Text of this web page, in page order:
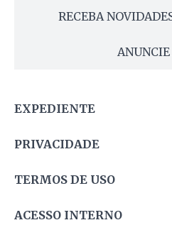
RECEBA
EXPEDIENTE
PRIVACIDADE
TERMOS DE USO
ACESSO INTERNO